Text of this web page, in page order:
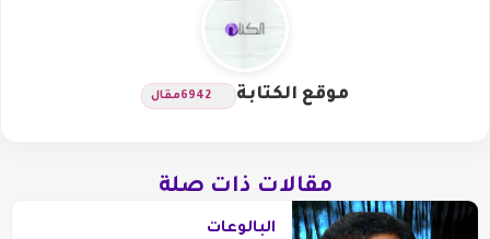
موقع الكتابة 6942مقال
مقالات ذات صلة
البالوعات